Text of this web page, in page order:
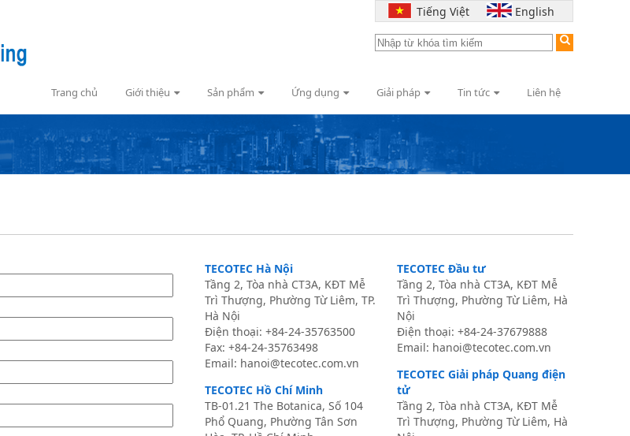
Tiếng Việt English
Trang chủ Giới thiệu Sản phẩm Ứng dụng Giải pháp Tin tức Liên hệ
TECOTEC Hà Nội
Tầng 2, Tòa nhà CT3A, KĐT Mễ
Trì Thượng, Phường Từ Liêm, TP.
Hà Nội
Điện thoại: +84-24-35763500
Fax: +84-24-35763498
Email: hanoi@tecotec.com.vn
TECOTEC Hồ Chí Minh
TB-01.21 The Botanica, Số 104
Phổ Quang, Phường Tân Sơn
TECOTEC Đầu tư
Tầng 2, Tòa nhà CT3A, KĐT Mễ
Trì Thượng, Phường Từ Liêm, Hà
Nội
Điện thoại: +84-24-37679888
Email: hanoi@tecotec.com.vn
TECOTEC Giải pháp Quang điện
tử
Tầng 2, Tòa nhà CT3A, KĐT Mễ
Trì Thượng, Phường Từ Liêm, Hà